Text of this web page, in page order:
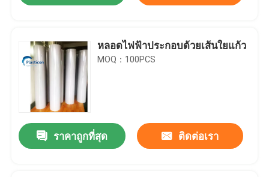
หลอดไฟฟ้าประกอบด้วยเส้นใยแก้ว
MOQ：100PCS
ราคาถูกที่สุด ติดต่อเรา